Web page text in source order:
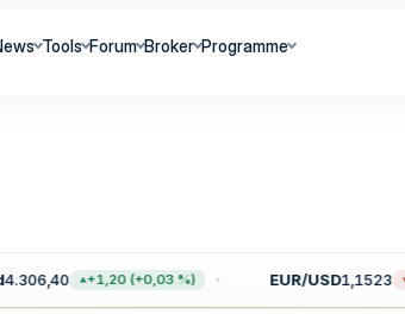
Tools Forum Broker Programme
+1,20 (+0,03 %) EUR/USD1,1523